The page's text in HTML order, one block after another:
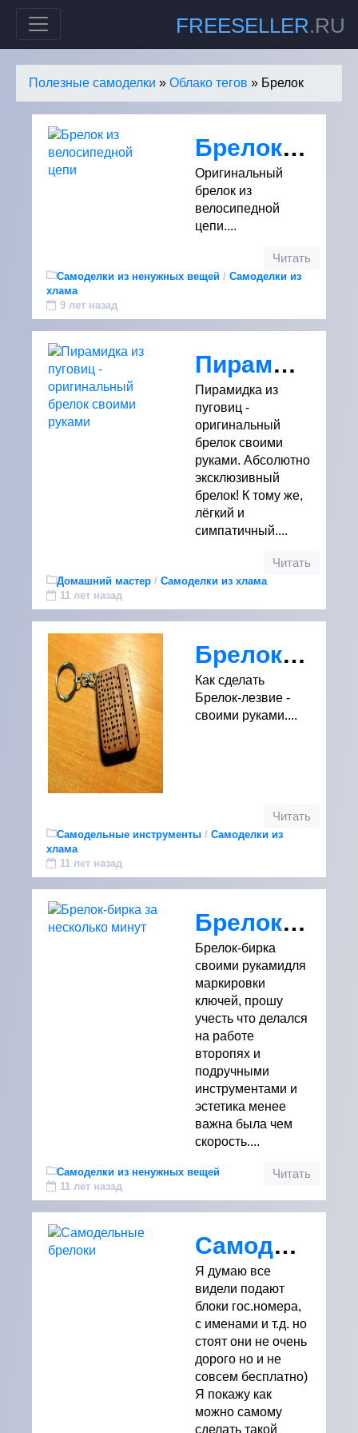
FREESELLER.RU
Полезные самоделки » Облако тегов » Брелок
Брелок из велосипедной цепи
Оригинальный
брелок из
велосипедной
цепи....
Читать
Самоделки из ненужных вещей / Самоделки из
хлама
9 лет назад
Пирамидка из пуговиц - оригинальный брелок своими руками
Пирамидка из
пуговиц -
оригинальный
брелок своими
руками. Абсолютно
эксклюзивный
брелок! К тому же,
лёгкий и
симпатичный....
Читать
Домашний мастер / Самоделки из хлама
11 лет назад
Брелок-лезвие - своими руками
Как сделать
Брелок-лезвие -
своими руками....
Читать
Самодельные инструменты / Самоделки из
хлама
11 лет назад
Брелок-бирка за несколько минут
Брелок-бирка
своими рукамидля
маркировки
ключей, прошу
учесть что делался
на работе
второпях и
подручными
инструментами и
эстетика менее
важна была чем
скорость....
Читать
Самоделки из ненужных вещей
11 лет назад
Самодельные брелоки
Я думаю все
видели подают
блоки гос.номера,
с именами и т.д. но
стоят они не очень
дорого но и не
совсем бесплатно)
Я покажу как
можно самому
сделать такой